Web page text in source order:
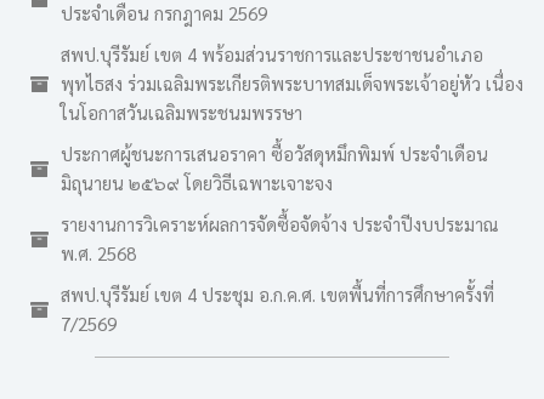
ประจำเดือน กรกฎาคม 2569
สพป.บุรีรัมย์ เขต 4 พร้อมส่วนราชการและประชาชนอำเภอ
พุทไธสง ร่วมเฉลิมพระเกียรติพระบาทสมเด็จพระเจ้าอยู่หัว เนื่อง
ในโอกาสวันเฉลิมพระชนมพรรษา
ประกาศผู้ชนะการเสนอราคา ซื้อวัสดุหมึกพิมพ์ ประจำเดือน
มิถุนายน ๒๕๖๙ โดยวิธีเฉพาะเจาะจง
รายงานการวิเคราะห์ผลการจัดซื้อจัดจ้าง ประจำปีงบประมาณ
พ.ศ. 2568
สพป.บุรีรัมย์ เขต 4 ประชุม อ.ก.ค.ศ. เขตพื้นที่การศึกษาครั้งที่
7/2569